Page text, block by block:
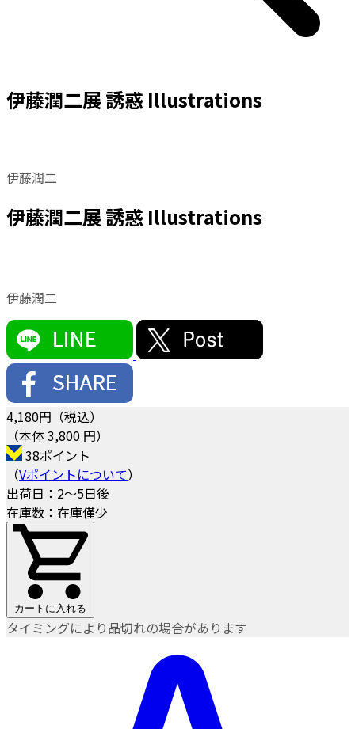
伊藤潤二展 誘惑 Illustrations
伊藤潤二
伊藤潤二展 誘惑 Illustrations
伊藤潤二
4,180円（税込）
（本体 3,800 円）
38ポイント
（Vポイントについて）
出荷日：2～5日後
在庫数：在庫僅少
カートに入れる
タイミングにより品切れの場合があります